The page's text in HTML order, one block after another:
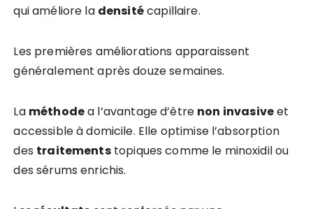
qui améliore la densitécapillaire.
Les premières améliorations apparaissent
généralement après douze semaines.
La méthodea l’avantage d’être non invasiveet
accessible à domicile. Elle optimise l’absorption
des traitementstopiques comme le minoxidil ou
des sérums enrichis.